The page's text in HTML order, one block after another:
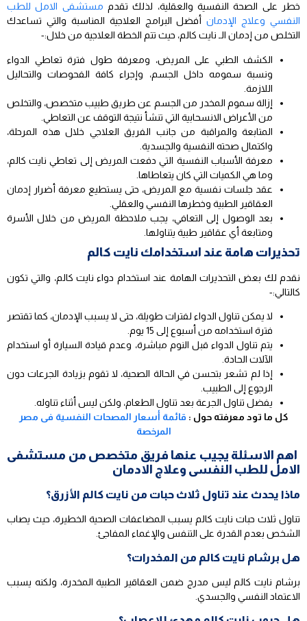
خطر على الصحة النفسية والعقلية، لذلك تقدم مستشفى الامل للطب
النفسي وعلاج الإدمانأفضل البرامج العلاجية المناسبة والتي تساعدك
التخلص من إدمان الـ نايت كالم، حيث تتم الخطة العلاجية من خلال:-
الكشف الطبي على المريض، ومعرفة طول فترة تعاطي الدواء
ونسبة سمومه داخل الجسم، وإجراء كافة الفحوصات والتحاليل
اللازمة.
إزالة سموم المخدر من الجسم عن طريق طبيب متخصص، والتخلص
من الأعراض الانسحابية التي تنشأ نتيجة التوقف عن التعاطي.
المتابعة والمراقبة من جانب الفريق العلاجي خلال هذه المرحلة،
واكتمال صحته النفسية والجسدية.
معرفة الأسباب النفسية التي دفعت المريض إلى تعاطي نايت كالم،
وما هي الكميات التي كان يتعاطاها.
عقد جلسات نفسية مع المريض، حتى يستطيع معرفة أضرار إدمان
العقاقير الطبية وخطرها النفسي والعقلي.
بعد الوصول إلى التعافي، يجب ملاحظة المريض من خلال الأسرة
ومتابعة أي عقاقير طبية يتناولها.
تحذيرات هامة عند استخدامك نايت كالم
نقدم لك بعض التحذيرات الهامة عند استخدام دواء نايت كالم، والتي تكون
كالتالي:-
لا يمكن تناول الدواء لفترات طويلة، حتى لا يسبب الإدمان، كما تقتصر
فترة استخدامه من أسبوع إلى 15 يوم.
يتم تناول الدواء قبل النوم مباشرة، وعدم قيادة السيارة أو استخدام
الآلات الحادة.
إذا لم تشعر بتحسن في الحالة الصحية، لا تقوم بزيادة الجرعات دون
الرجوع إلى الطبيب.
يفضل تناول الجرعة بعد تناول الطعام، ولكن ليس أثناء تناوله.
كل ما تود معرفته حول : قائمة أسعار المصحات النفسية فى مصر
المرخصة
اهم الاسئلة يجيب عنها فريق متخصص من مستشفى
الامل للطب النفسى وعلاج الادمان
ماذا يحدث عند تناول ثلاث حبات من نايت كالم الأزرق؟
تناول ثلاث حبات نايت كالم يسبب المضاعفات الصحية الخطيرة، حيث يصاب
الشخص بعدم القدرة على التنفس والإغماء المفاجئ.
هل برشام نايت كالم من المخدرات؟
برشام نايت كالم ليس مدرج ضمن العقاقير الطبية المخدرة، ولكنه يسبب
الاعتماد النفسي والجسدي.